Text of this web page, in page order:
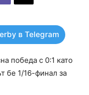
в Telegram
победа с 0:1 като
бе 1/16-финал за